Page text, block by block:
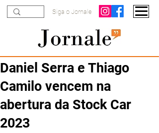
Siga o Jornale
Daniel Serra e Thiago
Camilo vencem na
abertura da Stock Car
2023